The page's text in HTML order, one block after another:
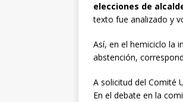
elecciones de
texto fue analizado y
Así, en el hemiciclo la
abstención,
A solicitud del Comité
En el debate en la